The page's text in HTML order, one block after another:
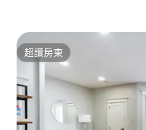
超讚房東
超讚房東